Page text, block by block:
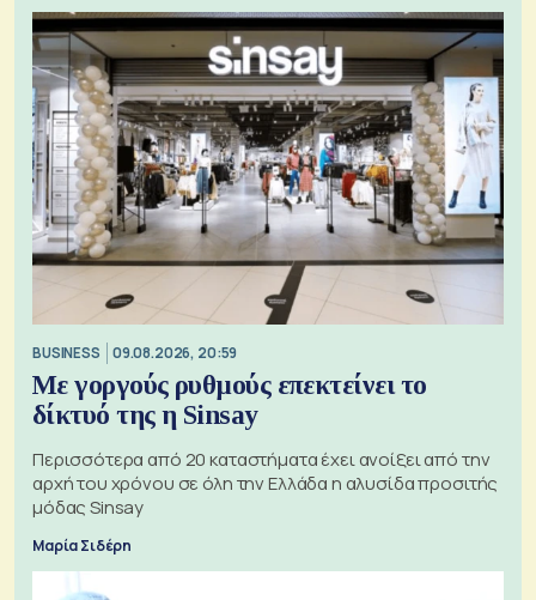
BUSINESS 09.08.2026, 20:59
Με γοργούς ρυθμούς επεκτείνει το
δίκτυό της η Sinsay
Περισσότερα από 20 καταστήματα έχει ανοίξει από την
αρχή του χρόνου σε όλη την Ελλάδα η αλυσίδα προσιτής
μόδας Sinsay
Μαρία Σιδέρη